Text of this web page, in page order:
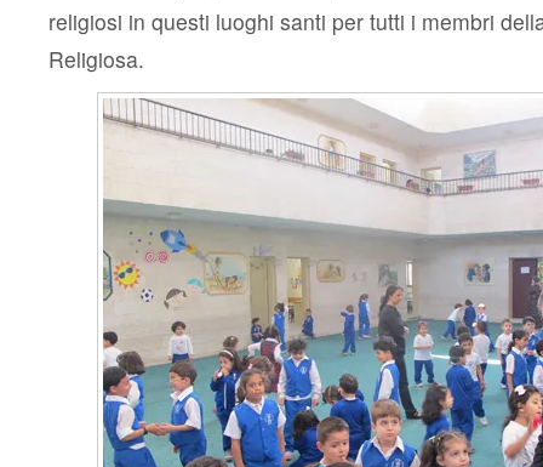
religiosi in questi luoghi santi per tutti i membri
Religiosa.